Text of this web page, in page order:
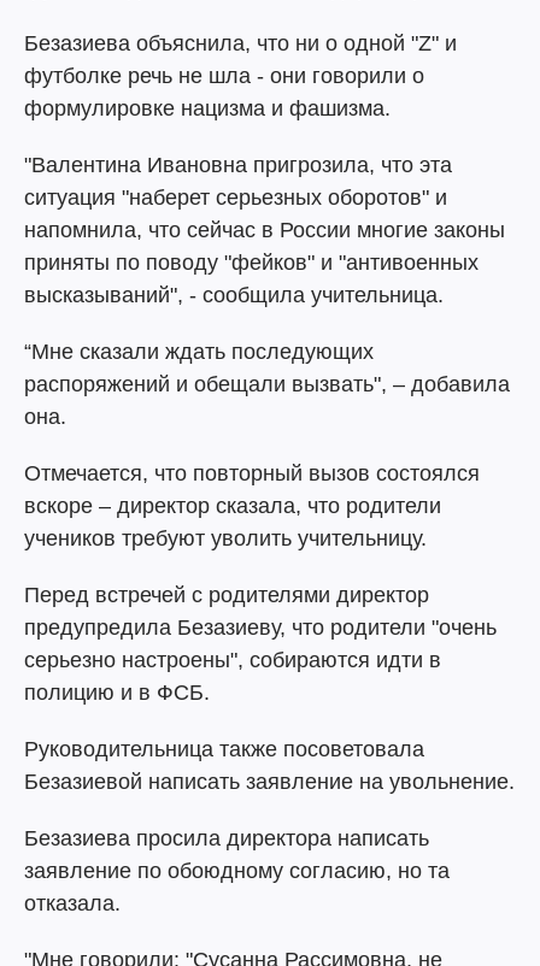
Безазиева объяснила, что ни о одной "Z" и
футболке речь не шла - они говорили о
формулировке нацизма и фашизма.
"Валентина Ивановна пригрозила, что эта
ситуация "наберет серьезных оборотов" и
напомнила, что сейчас в России многие законы
приняты по поводу "фейков" и "антивоенных
высказываний", - сообщила учительница.
“Мне сказали ждать последующих
распоряжений и обещали вызвать", – добавила
она.
Отмечается, что повторный вызов состоялся
вскоре – директор сказала, что родители
учеников требуют уволить учительницу.
Перед встречей с родителями директор
предупредила Безазиеву, что родители "очень
серьезно настроены", собираются идти в
полицию и в ФСБ.
Руководительница также посоветовала
Безазиевой написать заявление на увольнение.
Безазиева просила директора написать
заявление по обоюдному согласию, но та
отказала.
"Мне говорили: "Сусанна Рассимовна, не